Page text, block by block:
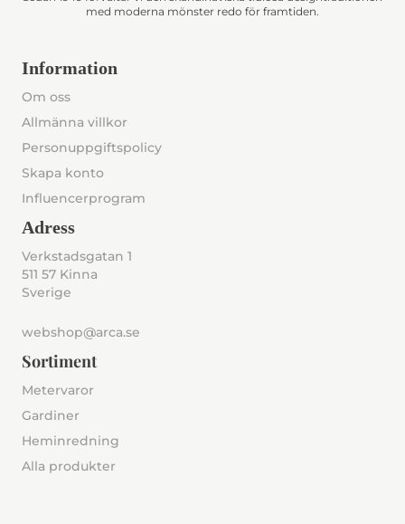
med moderna mönster redo för framtiden.
Information
Om oss
Allmänna villkor
Personuppgiftspolicy
Skapa konto
Influencerprogram
Adress
Verkstadsgatan 1
511 57 Kinna
Sverige
webshop@arca.se
Sortiment
Metervaror
Gardiner
Heminredning
Alla produkter